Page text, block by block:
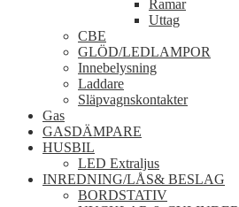
Ramar
Uttag
CBE
GLÖD/LEDLAMPOR
Innebelysning
Laddare
Släpvagnskontakter
Gas
GASDÄMPARE
HUSBIL
LED Extraljus
INREDNING/LÅS& BESLAG
BORDSTATIV